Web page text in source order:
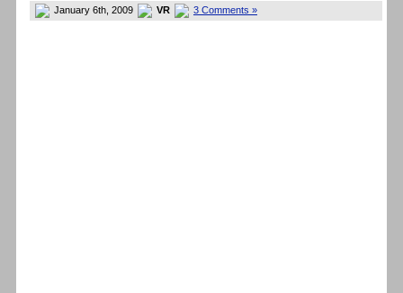
January 6th, 2009 VR 3 Comments »